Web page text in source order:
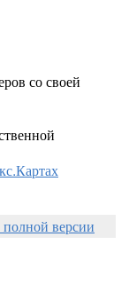
со своей
полной версии